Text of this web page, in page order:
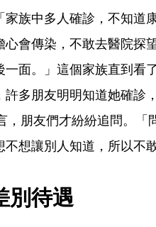
族中多人確診，不知道
會傳染，不敢去醫院探
面。」這個家族直到看
多朋友明明知道她確診
，朋友們才紛紛追問。「
想讓別人知道，所以不
別待遇